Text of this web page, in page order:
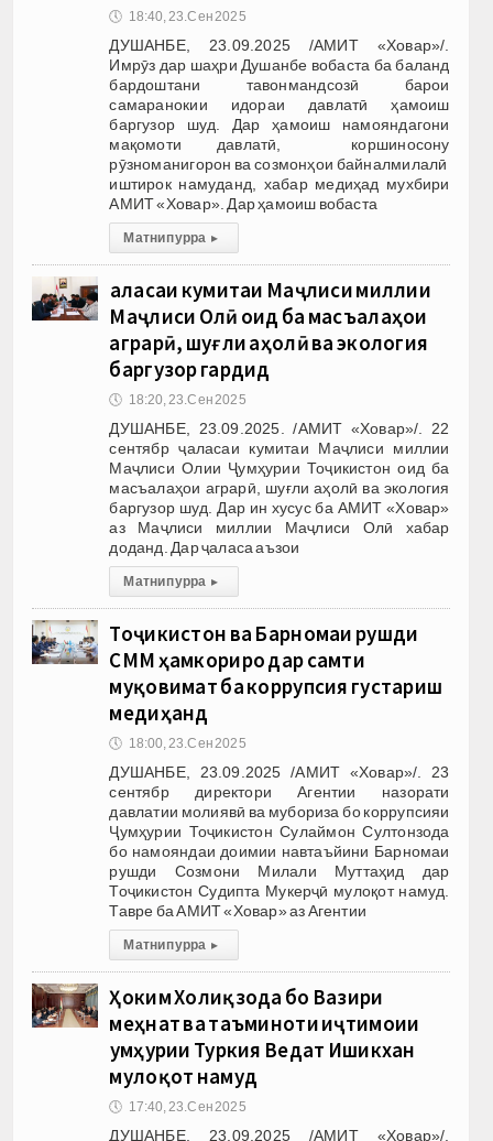
🕔 18:40, 23.Сен 2025
ДУШАНБЕ, 23.09.2025 /АМИТ «Ховар»/.
Имрӯз дар шаҳри Душанбе вобаста ба баланд
бардоштани тавонмандсозӣ барои
самаранокии идораи давлатӣ ҳамоиш
баргузор шуд. Дар ҳамоиш намояндагони
мақомоти давлатӣ, коршиносону
рӯзноманигорон ва созмонҳои байналмилалӣ
иштирок намуданд, хабар медиҳад мухбири
АМИТ «Ховар». Дар ҳамоиш вобаста
Матни пурра ▸
Ҷаласаи кумитаи Маҷлиси миллии
Маҷлиси Олӣ оид ба масъалаҳои
аграрӣ, шуғли аҳолӣ ва экология
баргузор гардид
🕔 18:20, 23.Сен 2025
ДУШАНБЕ, 23.09.2025. /АМИТ «Ховар»/. 22
сентябр ҷаласаи кумитаи Маҷлиси миллии
Маҷлиси Олии Ҷумҳурии Тоҷикистон оид ба
масъалаҳои аграрӣ, шуғли аҳолӣ ва экология
баргузор шуд. Дар ин хусус ба АМИТ «Ховар»
аз Маҷлиси миллии Маҷлиси Олӣ хабар
доданд. Дар ҷаласа аъзои
Матни пурра ▸
Тоҷикистон ва Барномаи рушди
СММ ҳамкориро дар самти
муқовимат ба коррупсия густариш
медиҳанд
🕔 18:00, 23.Сен 2025
ДУШАНБЕ, 23.09.2025 /АМИТ «Ховар»/. 23
сентябр директори Агентии назорати
давлатии молиявӣ ва мубориза бо коррупсияи
Ҷумҳурии Тоҷикистон Сулаймон Султонзода
бо намояндаи доимии навтаъйини Барномаи
рушди Созмони Милали Муттаҳид дар
Тоҷикистон Судипта Мукерҷӣ мулоқот намуд.
Тавре ба АМИТ «Ховар» аз Агентии
Матни пурра ▸
Ҳоким Холиқзода бо Вазири
меҳнат ва таъминоти иҷтимоии
Ҷумҳурии Туркия Ведат Ишикхан
мулоқот намуд
🕔 17:40, 23.Сен 2025
ДУШАНБЕ, 23.09.2025 /АМИТ «Ховар»/.